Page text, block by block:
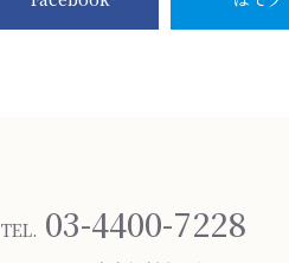
TEL. 03-4400-7228